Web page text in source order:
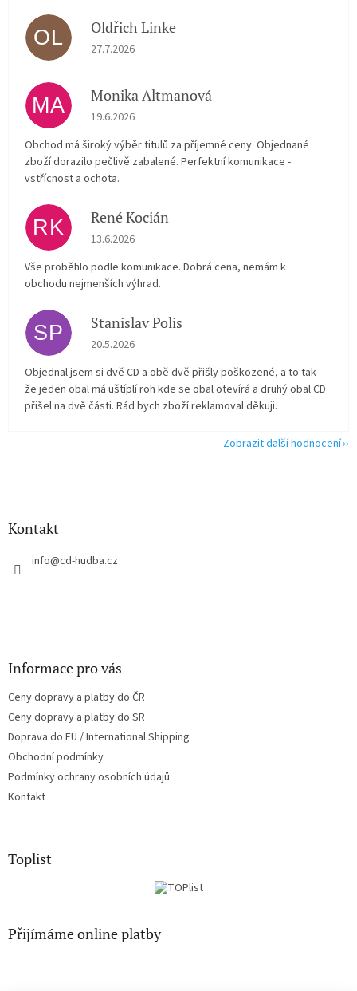
OL Oldřich Linke
Hodnocení obchodu je 5 z 5 hvězdiček.
27.7.2026
MA Monika Altmanová
Hodnocení obchodu je 5 z 5 hvězdiček.
19.6.2026
Obchod má široký výběr titulů za příjemné ceny. Objednané
zboží dorazilo pečlivě zabalené. Perfektní komunikace -
vstřícnost a ochota.
RK René Kocián
Hodnocení obchodu je 5 z 5 hvězdiček.
13.6.2026
Vše proběhlo podle komunikace. Dobrá cena, nemám k
obchodu nejmenších výhrad.
SP Stanislav Polis
Hodnocení obchodu je 2 z 5 hvězdiček.
20.5.2026
Objednal jsem si dvě CD a obě dvě přišly poškozené, a to tak
že jeden obal má uštíplí roh kde se obal otevírá a druhý obal CD
přišel na dvě části. Rád bych zboží reklamoval děkuji.
Zobrazit další hodnocení
Z
Kontakt
info@cd-hudba.cz
Informace pro vás
Ceny dopravy a platby do ČR
Ceny dopravy a platby do SR
Doprava do EU / International Shipping
Obchodní podmínky
Podmínky ochrany osobních údajů
Kontakt
Toplist
Přijímáme online platby